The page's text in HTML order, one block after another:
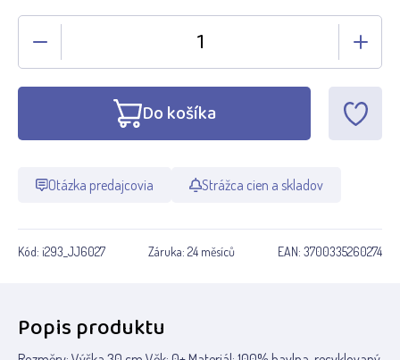
Do košíka
Otázka predajcovia Strážca cien a skladov
Kód: i293_JJ6027 Záruka: 24 měsíců EAN: 3700335260274
Popis produktu